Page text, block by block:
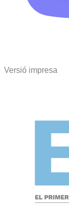
Versió impresa